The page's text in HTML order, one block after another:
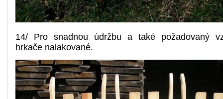
14/ Pro snadnou údržbu a také požadovaný
hrkače nalakované.